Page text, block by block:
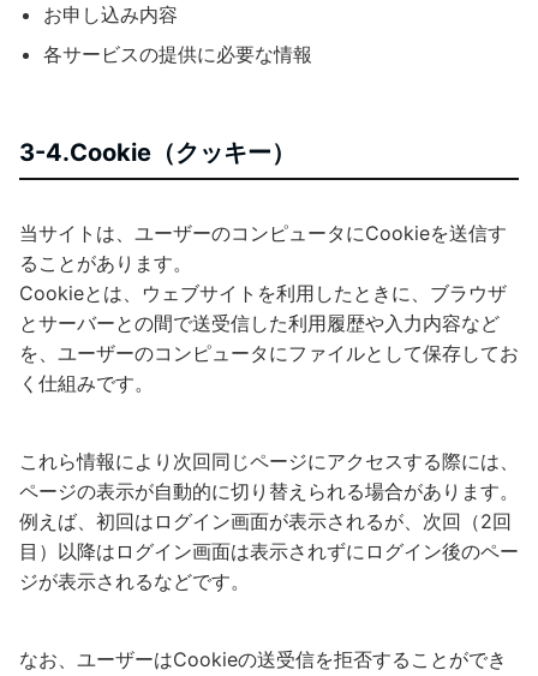
お申し込み内容
各サービスの提供に必要な情報
3-4.Cookie（クッキー）
当サイトは、ユーザーのコンピュータにCookieを送信す
ることがあります。
Cookieとは、ウェブサイトを利用したときに、ブラウザ
とサーバーとの間で送受信した利用履歴や入力内容など
を、ユーザーのコンピュータにファイルとして保存してお
く仕組みです。
これら情報により次回同じページにアクセスする際には、
ページの表示が自動的に切り替えられる場合があります。
例えば、初回はログイン画面が表示されるが、次回（2回
目）以降はログイン画面は表示されずにログイン後のペー
ジが表示されるなどです。
なお、ユーザーはCookieの送受信を拒否することができ